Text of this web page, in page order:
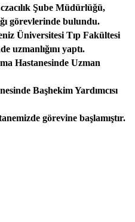
Şube Müdürlüğü,
görevlerinde bulundu.
Üniversitesi Tıp Fakültesi
uzmanlığını yaptı.
Hastanesinde Uzman
Başhekim Yardımcısı
görevine başlamıştır.